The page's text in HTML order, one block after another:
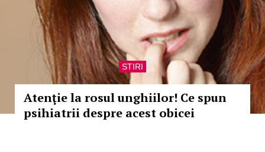
STIRI
Atenţie la rosul unghiilor! Ce spun
psihiatrii despre acest obicei